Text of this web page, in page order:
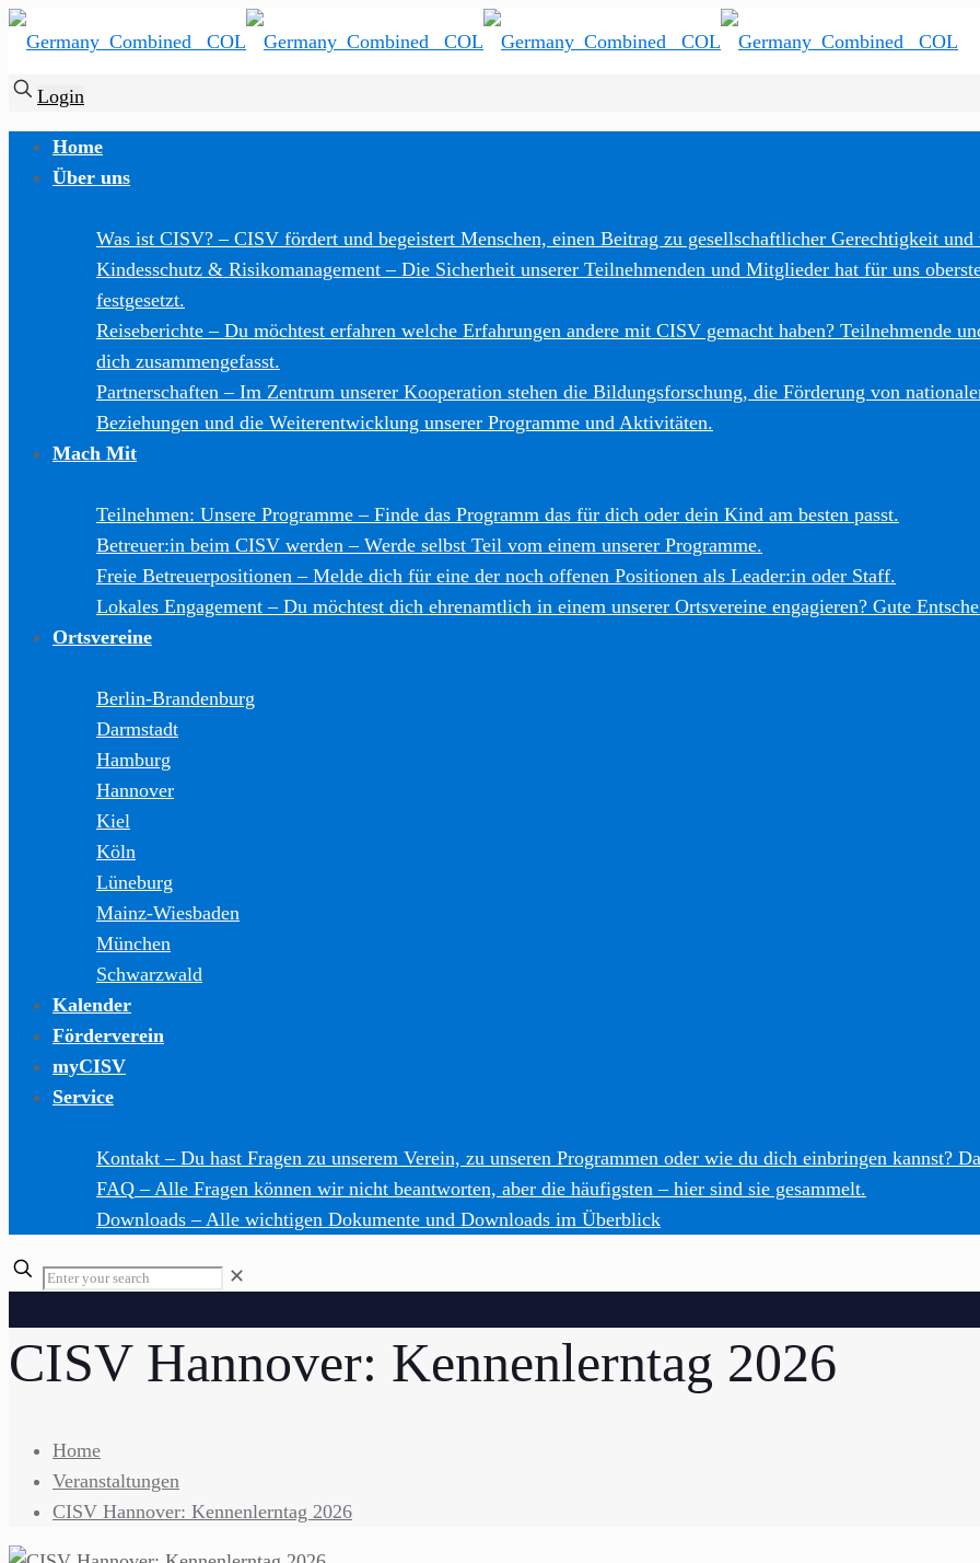
Login
Home
Über uns
Was ist CISV? – CISV fördert und begeistert Menschen, einen Beitrag zu gesellschaftlicher Gerechtigkeit
Kindesschutz & Risikomanagement – Die Sicherheit unserer Teilnehmenden und Mitglieder hat für uns
festgesetzt.
Reiseberichte – Du möchtest erfahren welche Erfahrungen andere mit CISV gemacht haben? Teilnehmende
dich zusammengefasst.
Partnerschaften – Im Zentrum unserer Kooperation stehen die Bildungsforschung, die Förderung von
Beziehungen und die Weiterentwicklung unserer Programme und Aktivitäten.
Mach Mit
Teilnehmen: Unsere Programme – Finde das Programm das für dich oder dein Kind am besten passt.
Betreuer:in beim CISV werden – Werde selbst Teil vom einem unserer Programme.
Freie Betreuerpositionen – Melde dich für eine der noch offenen Positionen als Leader:in oder Staff.
Lokales Engagement – Du möchtest dich ehrenamtlich in einem unserer Ortsvereine engagieren? Gute
Ortsvereine
Berlin-Brandenburg
Darmstadt
Hamburg
Hannover
Kiel
Köln
Lüneburg
Mainz-Wiesbaden
München
Schwarzwald
Kalender
Förderverein
myCISV
Service
Kontakt – Du hast Fragen zu unserem Verein, zu unseren Programmen oder wie du dich einbringen kannst?
FAQ –Alle Fragen können wir nicht beantworten, aber die häufigsten – hier sind sie gesammelt.
Downloads –Alle wichtigen Dokumente und Downloads im Überblick
Enter
search
✕
CISV Hannover: Kennenlerntag 2026
Home
Veranstaltungen
CISV Hannover: Kennenlerntag 2026